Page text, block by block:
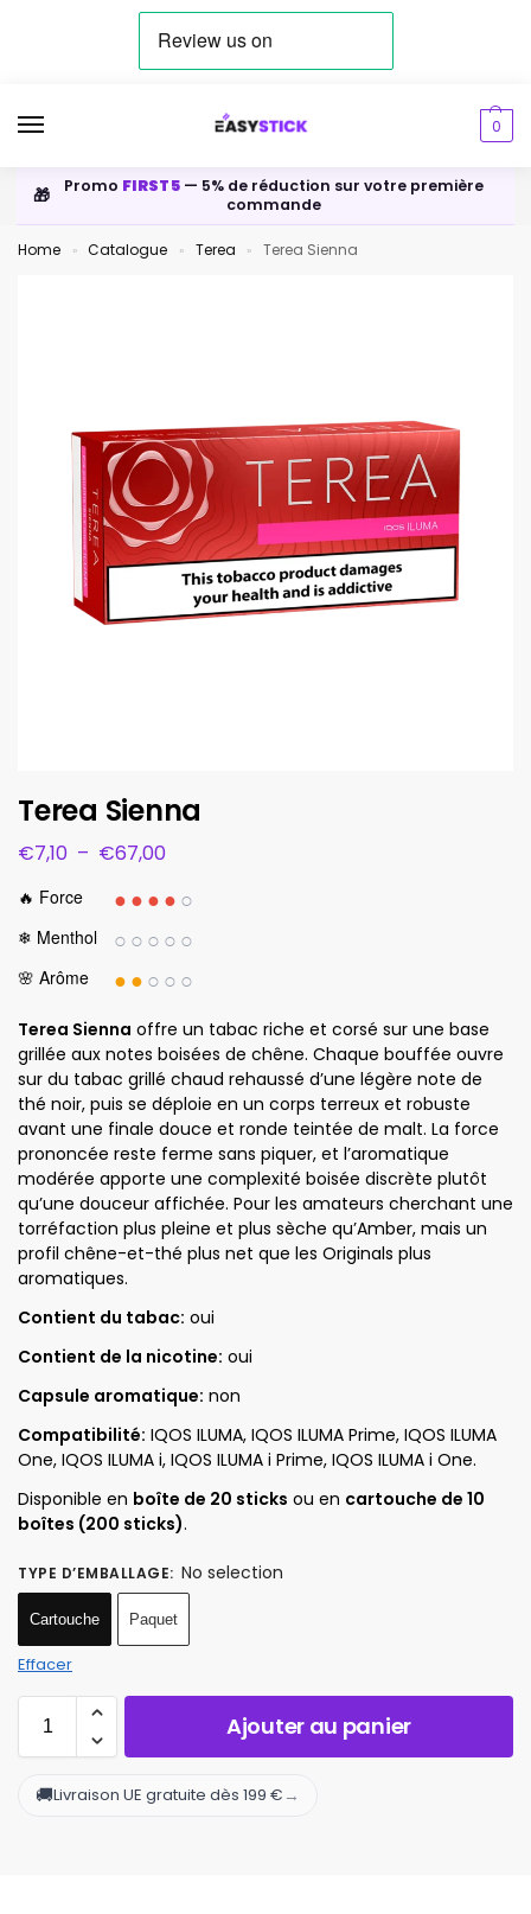
0
🎁 Promo FIRST5 — 5% de réduction sur votre première
commande
Home » Catalogue » Terea » Terea Sienna
Terea Sienna
€7,10 – €67,00
🔥 Force ●●●●○
❄ Menthol ○○○○○
🌸 Arôme ●●○○○
Terea Sienna offre un tabac riche et corsé sur une base
grillée aux notes boisées de chêne. Chaque bouffée ouvre
sur du tabac grillé chaud rehaussé d’une légère note de
thé noir, puis se déploie en un corps terreux et robuste
avant une finale douce et ronde teintée de malt. La force
prononcée reste ferme sans piquer, et l’aromatique
modérée apporte une complexité boisée discrète plutôt
qu’une douceur affichée. Pour les amateurs cherchant une
torréfaction plus pleine et plus sèche qu’Amber, mais un
profil chêne-et-thé plus net que les Originals plus
aromatiques.
Contient du tabac: oui
Contient de la nicotine: oui
Capsule aromatique: non
Compatibilité: IQOS ILUMA, IQOS ILUMA Prime, IQOS ILUMA
One, IQOS ILUMA i, IQOS ILUMA i Prime, IQOS ILUMA i One.
Disponible en boîte de 20 sticks ou en cartouche de 10
boîtes (200 sticks).
TYPE D’EMBALLAGE: No selection
Cartouche Paquet
Effacer
Ajouter au panier
🚚Livraison UE gratuite dès 199 € →